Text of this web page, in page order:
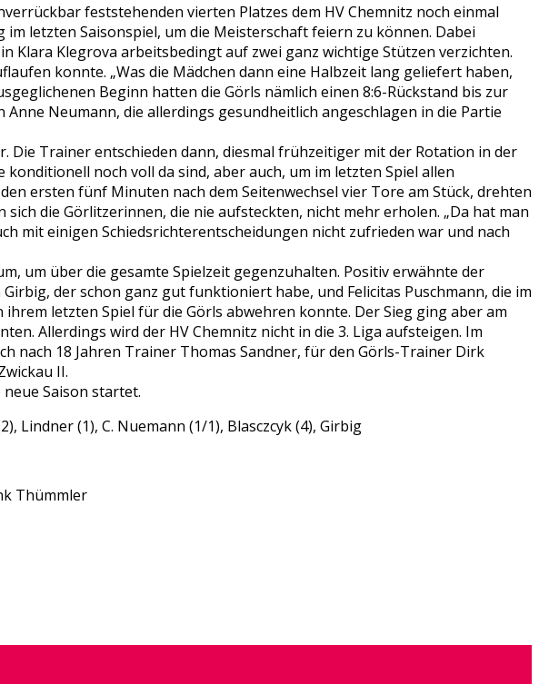
feststehenden vierten Platzes dem HV Chemnitz noch einmal
letzten Saisonspiel, um die Meisterschaft feiern zu können. Dabei
Klara Klegrova arbeitsbedingt auf zwei ganz wichtige Stützen verzichten.
konnte. „Was die Mädchen dann eine Halbzeit lang geliefert haben,
Beginn hatten die Görls nämlich einen 8:6-Rückstand bis zur
Neumann, die allerdings gesundheitlich angeschlagen in die Partie
Die Trainer entschieden dann, diesmal frühzeitiger mit der Rotation in der
noch voll da sind, aber auch, um im letzten Spiel allen
ersten fünf Minuten nach dem Seitenwechsel vier Tore am Stück, drehten
die Görlitzerinnen, die nie aufsteckten, nicht mehr erholen. „Da hat man
mit einigen Schiedsrichterentscheidungen nicht zufrieden war und nach
um über die gesamte Spielzeit gegenzuhalten. Positiv erwähnte der
der schon ganz gut funktioniert habe, und Felicitas Puschmann, die im
letzten Spiel für die Görls abwehren konnte. Der Sieg ging aber am
Allerdings wird der HV Chemnitz nicht in die 3. Liga aufsteigen. Im
nach 18 Jahren Trainer Thomas Sandner, für den Görls-Trainer Dirk
II.
Saison startet.
Lindner (1), C. Nuemann (1/1), Blasczcyk (4), Girbig
Thümmler